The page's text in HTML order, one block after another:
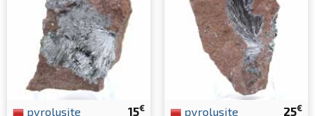
15€
pyrolusite 25€
pyrolusite